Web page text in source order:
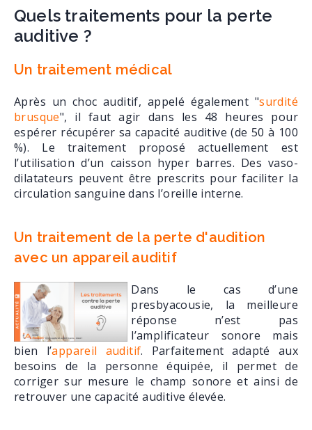
Quels traitements pour la perte
auditive ?
Un traitement médical
Après un choc auditif, appelé également "surdité
brusque", il faut agir dans les 48 heures pour
espérer récupérer sa capacité auditive (de 50 à 100
%). Le traitement proposé actuellement est
l’utilisation d’un caisson hyper barres. Des vaso-
dilatateurs peuvent être prescrits pour faciliter la
circulation sanguine dans l’oreille interne.
Un traitement de la perte d'audition
avec un appareil auditif
Dans le cas d’une
presbyacousie, la meilleure
réponse n’est pas
l’amplificateur sonore mais
bien l’appareil auditif. Parfaitement adapté aux
besoins de la personne équipée, il permet de
corriger sur mesure le champ sonore et ainsi de
retrouver une capacité auditive élevée.